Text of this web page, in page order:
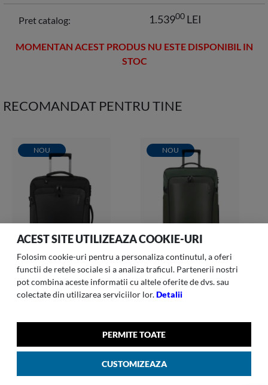
ACEST SITE UTILIZEAZA COOKIE-URI
Folosim cookie-uri pentru a personaliza continutul, a oferi
functii de retele sociale si a analiza traficul. Partenerii nostri
pot combina aceste informatii cu altele oferite de dvs. sau
colectate din utilizarea serviciilor lor.Detalii
PERMITE TOATE
CUSTOMIZEAZA
Pret catalog: 1.53900 LEI
MOMENTAN ACEST PRODUS NU ESTE DISPONIBIL IN
STOC
RECOMANDAT PENTRU TINE
NOU
1.559 LEI
NOU
1.899